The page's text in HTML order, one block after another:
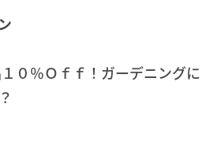
０％Ｏｆｆ！ガーデニングに